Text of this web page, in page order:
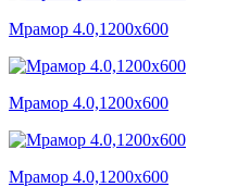
Мрамор 4.0,1200x600
Мрамор 4.0,1200x600
Мрамор 4.0,1200x600